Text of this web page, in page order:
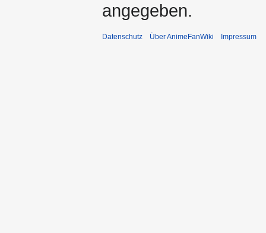
angegeben.
Datenschutz Über AnimeFanWiki Impressum